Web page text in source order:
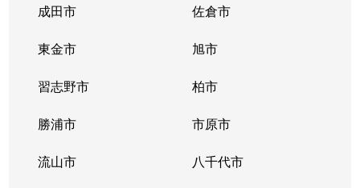
成田市 佐倉市
東金市 旭市
習志野市 柏市
勝浦市 市原市
流山市 八千代市